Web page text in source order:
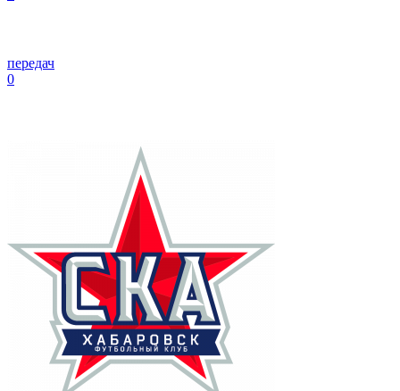
передач
0